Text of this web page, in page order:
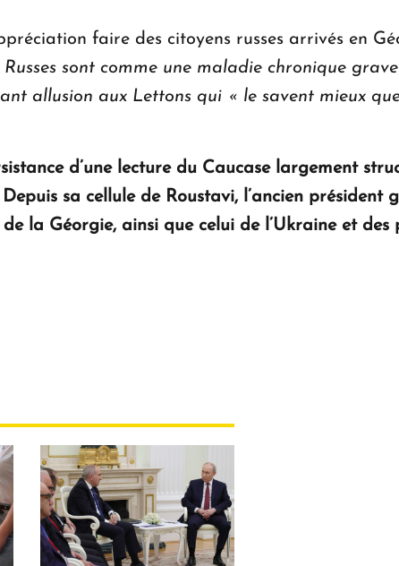
faire des citoyens russes arrivés en
Russes sont comme une maladie chronique
allusion aux Lettons qui « le savent mieux
d’une lecture du Caucase largement
sa cellule de Roustavi, l’ancien président
la Géorgie, ainsi que celui de l’Ukraine et des